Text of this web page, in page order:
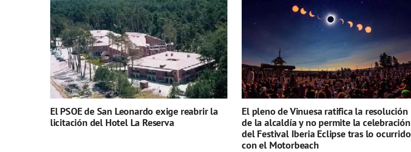
El PSOE de San Leonardo exige reabrir la
licitación del Hotel La Reserva
El pleno de Vinuesa ratifica la resolución
de la alcaldía y no permite la celebración
del Festival Iberia Eclipse tras lo ocurrido
con el Motorbeach